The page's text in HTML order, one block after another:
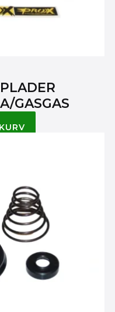
GASGAS